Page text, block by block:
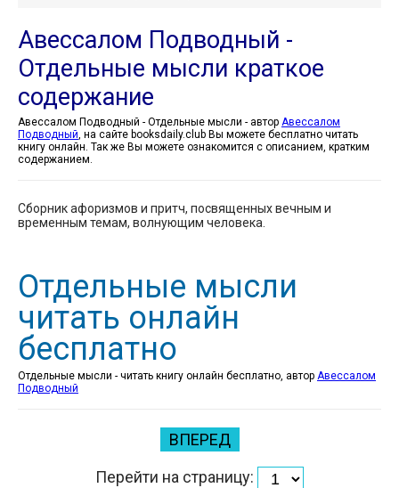
Авессалом Подводный -
Отдельные мысли краткое
содержание
Авессалом Подводный - Отдельные мысли - автор Авессалом
Подводный , на сайте booksdaily.club Вы можете бесплатно читать
книгу онлайн. Так же Вы можете ознакомится с описанием, кратким
содержанием.
Сборник афоризмов и притч, посвященных вечным и
временным темам, волнующим человека.
Отдельные мысли
читать онлайн
бесплатно
Отдельные мысли - читать книгу онлайн бесплатно, автор Авессалом
Подводный
ВПЕРЕД
Перейти на страницу: